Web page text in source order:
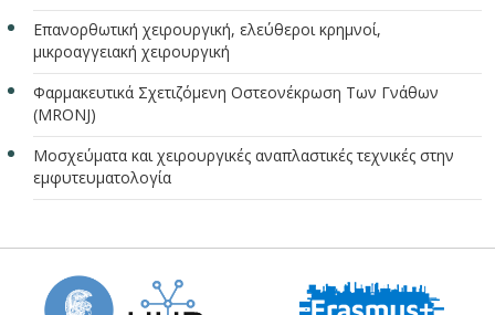
Επανορθωτική χειρουργική, ελεύθεροι κρημνοί,
μικροαγγειακή χειρουργική
Φαρμακευτικά Σχετιζόμενη Οστεονέκρωση Των Γνάθων
(MRONJ)
Μοσχεύματα και χειρουργικές αναπλαστικές τεχνικές στην
εμφυτευματολογία